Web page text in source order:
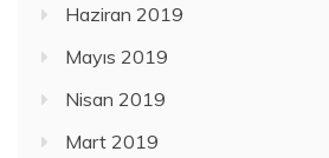
Haziran 2019
Mayıs 2019
Nisan 2019
Mart 2019